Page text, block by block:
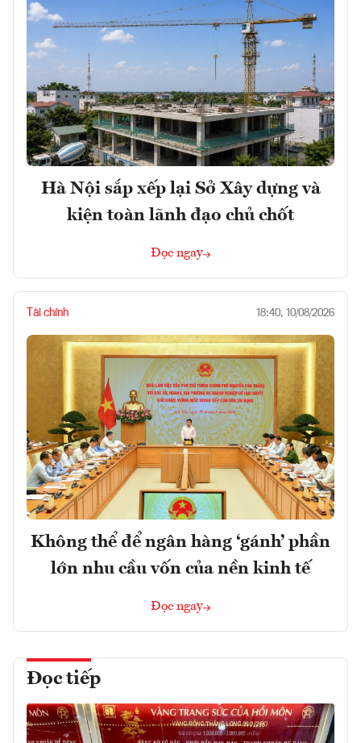
Hà Nội sắp xếp lại Sở Xây dựng và
kiện toàn lãnh đạo chủ chốt
Đọc ngay
Tài chính 18:40, 10/08/2026
Không thể để ngân hàng ‘gánh’ phần
lớn nhu cầu vốn của nền kinh tế
Đọc ngay
Đọc tiếp